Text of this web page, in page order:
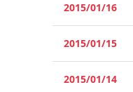
2015/01/16
2015/01/15
2015/01/14